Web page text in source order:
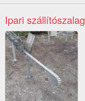
Ipari szállítószalag